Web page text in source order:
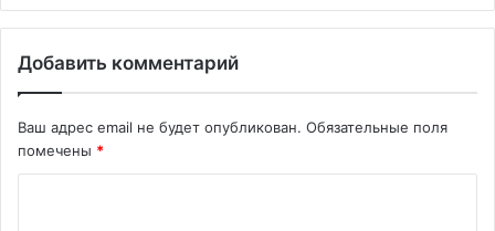
Добавить комментарий
Ваш адрес email не будет опубликован. Обязательные поля
помечены *